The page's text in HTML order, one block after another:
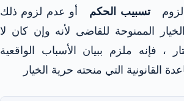
لزومتسبيب الحكم أو عدم لزوم ذلك
الممنوحة للقاضى لأنه وإن كان لا
، فإنه ملزم ببيان الأسباب الواقعية
القانونية التي منحته حرية الخيار